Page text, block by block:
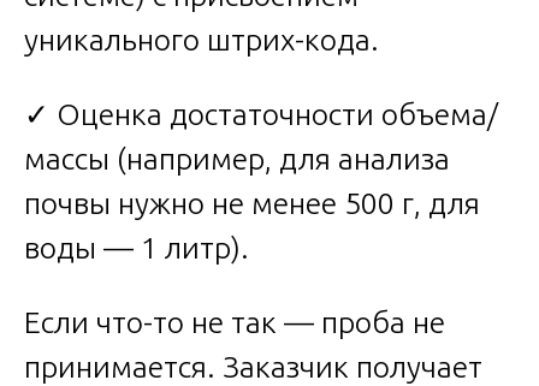
уникального штрих-кода.
✓ Оценка достаточности объема/
массы (например, для анализа
почвы нужно не менее 500 г, для
воды — 1 литр).
Если что-то не так — проба не
принимается. Заказчик получает